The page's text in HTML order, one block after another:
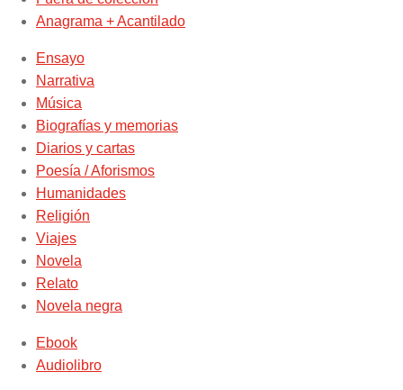
Anagrama + Acantilado
Ensayo
Narrativa
Música
Biografías y memorias
Diarios y cartas
Poesía / Aforismos
Humanidades
Religión
Viajes
Novela
Relato
Novela negra
Ebook
Audiolibro